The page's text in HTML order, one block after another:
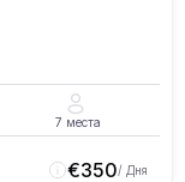
7 места
€350/ Дня